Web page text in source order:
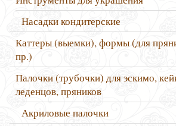
Насадки кондитерские
Каттеры (выемки), формы (для
пр.)
Палочки (трубочки) для эскимо,
леденцов, пряников
Акриловые палочки